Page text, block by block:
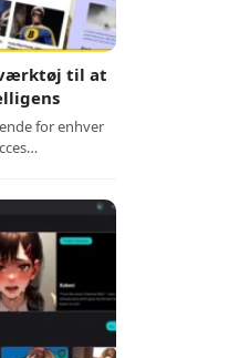
værktøj til at
for enhver